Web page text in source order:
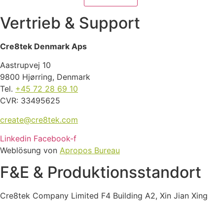
Vertrieb & Support
Cre8tek Denmark Aps
Aastrupvej 10
9800 Hjørring, Denmark
Tel. +45 72 28 69 10
CVR: 33495625
create@cre8tek.com
Linkedin Facebook-f
Weblösung von Apropos Bureau
F&E & Produktions­standort
Cre8tek Company Limited F4 Building A2, Xin Jian Xing